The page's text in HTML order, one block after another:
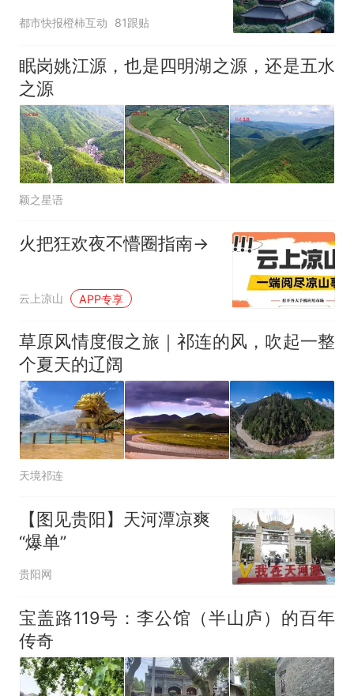
临时关闭，别跑空了
都市快报橙柿互动 81跟贴
眠岗姚江源，也是四明湖之源，还是五水
之源
颖之星语
火把狂欢夜不懵圈指南→
云上凉山 APP专享
草原风情度假之旅｜祁连的风，吹起一整
个夏天的辽阔
天境祁连
【图见贵阳】天河潭凉爽
“爆单”
贵阳网
宝盖路119号：李公馆（半山庐）的百年
传奇